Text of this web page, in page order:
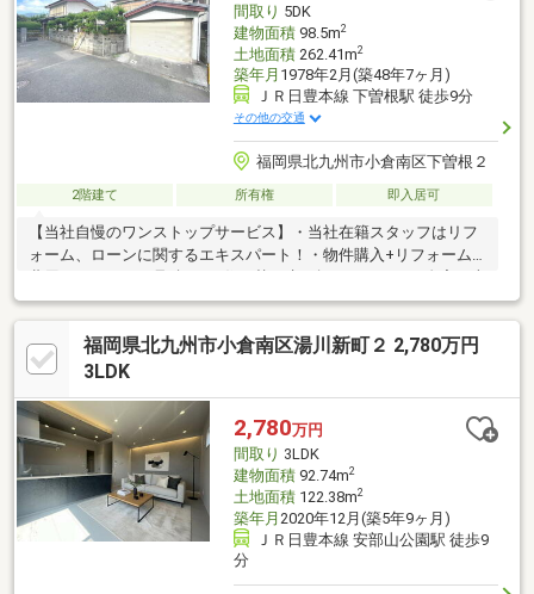
間取り 5DK
建物面積98.5m2
土地面積262.41m2
築年月 1978年2月(築48年7ヶ月)
ＪＲ日豊本線 下曽根駅 徒歩9分
その他の交通
福岡県北九州市小倉南区下曽根２
2階建て 所有権 即入居可
【当社自慢のワンストップサービス】・当社在籍スタッフはリフ
ォーム、ローンに関するエキスパート！・物件購入+リフォーム
却が並行して行えます！・もちろん査定も無料です♪【ライフスタ
イルに合わせた物件探し】・土日祝/18時以降/1件～複数件のご内
覧も大歓迎・ご自宅等への送迎も可能です！・当社未掲載物件も
ご案内できます♪
福岡県北九州市小倉南区湯川新町２ 2,780万円
3LDK
2,780万円
間取り 3LDK
建物面積92.74m2
土地面積122.38m2
築年月 2020年12月(築5年9ヶ月)
ＪＲ日豊本線 安部山公園駅 徒歩9
分